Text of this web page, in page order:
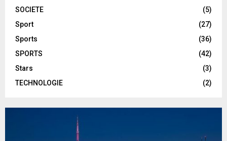
SOCIETE
(5)
Sport
(27)
Sports
(36)
SPORTS
(42)
Stars
(3)
TECHNOLOGIE
(2)